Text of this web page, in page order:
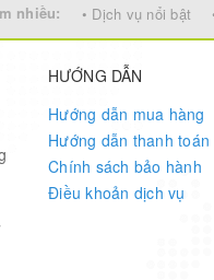
for CAN, LIN, UART/SCI
options: micro USB or
nhiều: • Dịch vụ nổi bật
HƯỚNG DẪN
Hướng dẫn mua hàng
Hướng dẫn thanh toán
Chính sách bảo hành
Điều khoản dịch vụ